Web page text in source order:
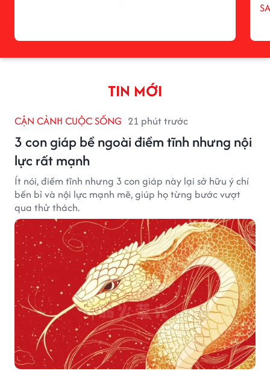
TIN MỚI
CẬN CẢNH CUỘC SỐNG 21 phút trước
3 con giáp bề ngoài điềm tĩnh nhưng nội
lực rất mạnh
Ít nói, điềm tĩnh nhưng 3 con giáp này lại sở hữu ý chí
bền bỉ và nội lực mạnh mẽ, giúp họ từng bước vượt
qua thử thách.